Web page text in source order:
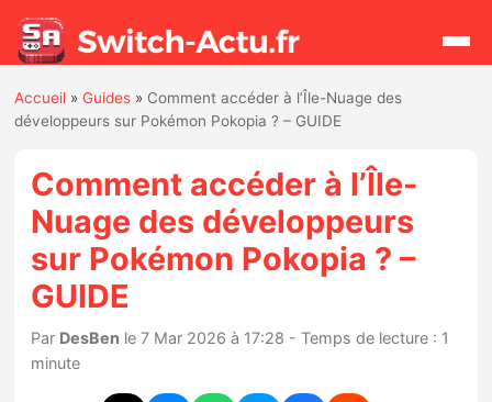
Rechercher
Actualités
Jeux
Hardware
Mises à jour
Accueil »Guides » Comment accéder à l’Île-Nuage des
développeurs sur Pokémon Pokopia ? – GUIDE
Comment accéder à l’Île-
Nuage des développeurs
sur Pokémon Pokopia ? –
GUIDE
Par DesBen le 7 Mar 2026 à 17:28 - Temps de lecture : 1
minute